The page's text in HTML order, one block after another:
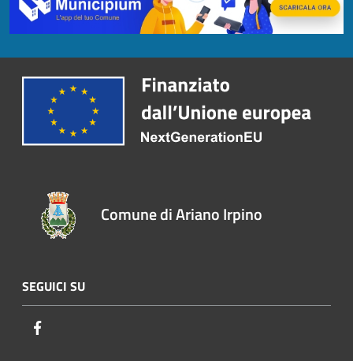
Comune di Ariano Irpino
SEGUICI SU